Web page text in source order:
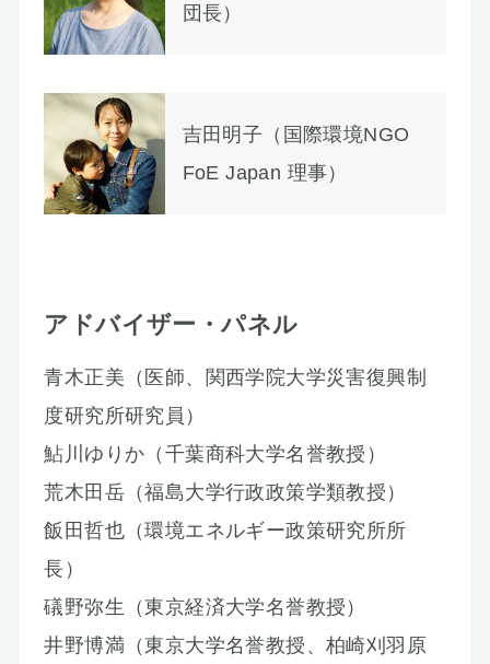
団長）
吉田明子（国際環境NGO
FoE Japan 理事）
アドバイザー・パネル
青木正美（医師、関西学院大学災害復興制
度研究所研究員）
鮎川ゆりか（千葉商科大学名誉教授）
荒木田岳（福島大学行政政策学類教授）
飯田哲也（環境エネルギー政策研究所所
長）
礒野弥生（東京経済大学名誉教授）
井野博満（東京大学名誉教授、柏崎刈羽原